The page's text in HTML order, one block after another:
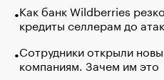
Как банк Wildberries
кредиты селлерам до
Сотрудники открыли
компаниям. Зачем им это